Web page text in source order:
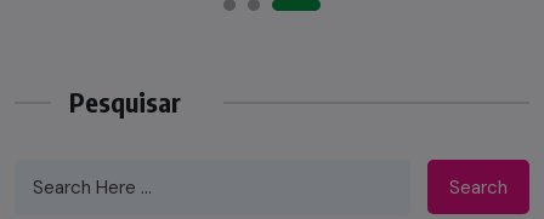
Pesquisar
Search